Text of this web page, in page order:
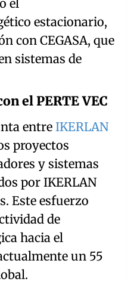
el
estacionario,
con CEGASA, que
sistemas de
el PERTE VEC
entre IKERLAN
proyectos
y sistemas
por IKERLAN
Este esfuerzo
de
hacia el
un 55